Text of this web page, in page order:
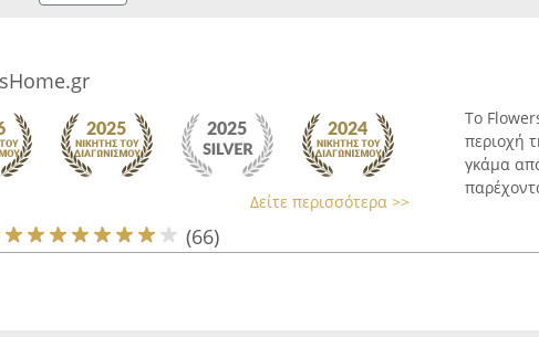
Δείτε περισσότερα >>
(66)
Το
περιοχή
γκάμα